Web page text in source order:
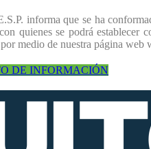
informa que se ha
quienes se podrá establecer
medio de nuestra página
DE INFORMACIÓN